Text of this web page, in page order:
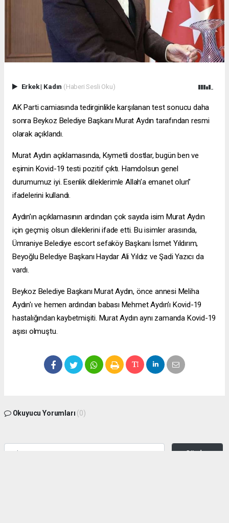
Erkek| Kadın (Haberi Sesli Oku)
AK Parti camiasında tedirginlikle karşılanan test sonucu daha
sonra Beykoz Belediye Başkanı Murat Aydın tarafından resmi
olarak açıklandı.
Murat Aydın açıklamasında, Kıymetli dostlar, bugün ben ve
eşimin Kovid-19 testi pozitif çıktı. Hamdolsun genel
durumumuz iyi. Esenlik dileklerimle Allah’a emanet olun”
ifadelerini kullandı.
Aydın’ın açıklamasının ardından çok sayıda isim Murat Aydın
için geçmiş olsun dileklerini ifade etti. Bu isimler arasında,
Ümraniye Belediye escort sefaköyBaşkanı İsmet Yıldırım,
Beyoğlu Belediye Başkanı Haydar Ali Yıldız ve Şadi Yazıcı da
vardı.
Beykoz Belediye Başkanı Murat Aydın, önce annesi Meliha
Aydın'ı ve hemen ardından babası Mehmet Aydın'ı Kovid-19
hastalığından kaybetmişiti. Murat Aydın aynı zamanda Kovid-19
aşısı olmuştu.
Okuyucu Yorumları (0)
Gönder